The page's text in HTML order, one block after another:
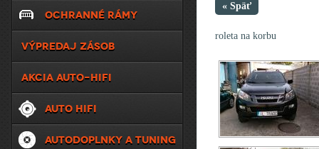
« Späť
roleta na korbu
OCHRANNÉ RÁMY
VÝPREDAJ ZÁSOB
AKCIA AUTO-HIFI
AUTO HIFI
AUTODOPLNKY A TUNING